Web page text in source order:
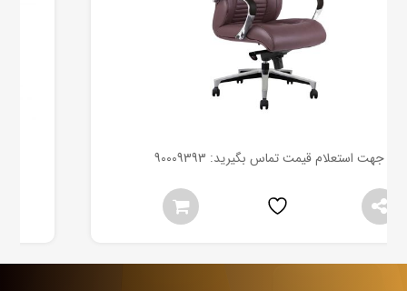
جهت استعلام قیمت تماس بگیرید: 90009393